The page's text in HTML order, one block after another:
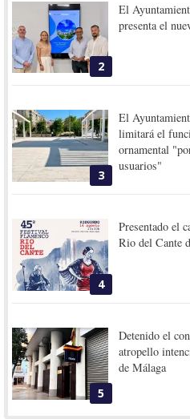
2
El
presenta el
3
El
limitará el
ornamental
usuarios"
4
Presentado el
Rio del Cante
5
Detenido el
atropello
de Málaga